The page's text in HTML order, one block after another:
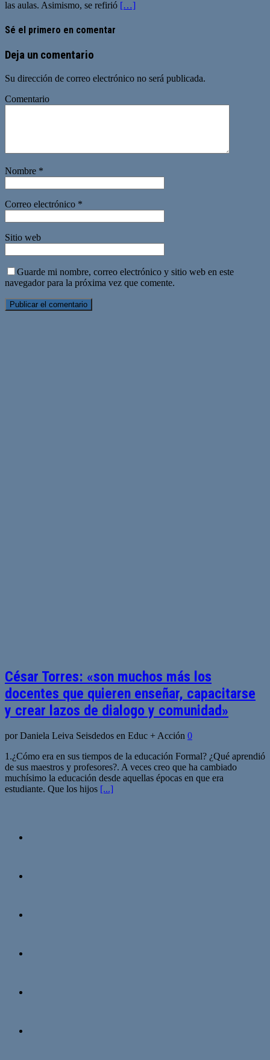
las aulas. Asimismo, se refirió […]
Sé el primero en comentar
Deja un comentario
Su dirección de correo electrónico no será publicada.
Comentario
Nombre *
Correo electrónico *
Sitio web
Guarde mi nombre, correo electrónico y sitio web en este
navegador para la próxima vez que comente.
César Torres: «son muchos más los
docentes que quieren enseñar, capacitarse
y crear lazos de dialogo y comunidad»
por Daniela Leiva Seisdedos en Educ + Acción 0
1.¿Cómo era en sus tiempos de la educación Formal? ¿Qué aprendió
de sus maestros y profesores?. A veces creo que ha cambiado
muchísimo la educación desde aquellas épocas en que era
estudiante. Que los hijos [...]